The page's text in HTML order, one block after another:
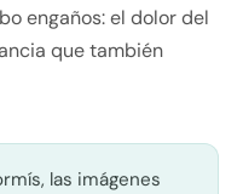
engaños: el dolor del
que también
las imágenes